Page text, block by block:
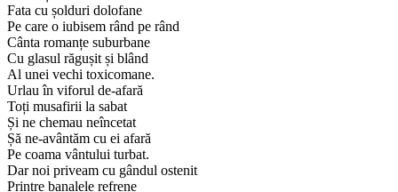
Fata cu șolduri dolofane
Pe care o iubisem rând pe rând
Cânta romanțe suburbane
Cu glasul răgușit și blând
Al unei vechi toxicomane.
Urlau în viforul de-afară
Toți musafirii la sabat
Și ne chemau neîncetat
Șă ne-avântăm cu ei afară
Pe coama vântului turbat.
Dar noi priveam cu gândul ostenit
Printre banalele refrene